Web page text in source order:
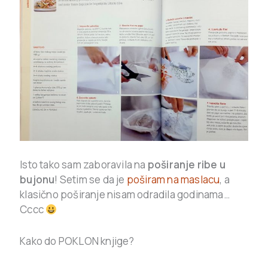
Isto tako sam zaboravila na poširanje ribe u
bujonu! Setim se da je poširam na maslacu, a
klasično poširanje nisam odradila godinama…
Cccc
Kako do POKLON knjige?